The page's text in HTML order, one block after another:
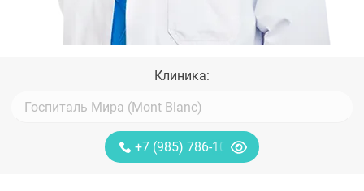
Клиника:
+7 (985) 786-10-40